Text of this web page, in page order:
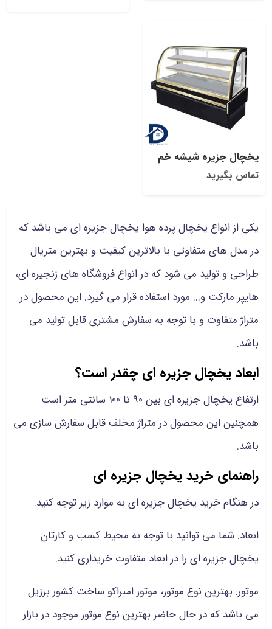
یخچال جزیره شیشه خم
تماس بگیرید
یکی از انواع یخچال پرده هوا یخچال جزیره ای می باشد که
در مدل های متفاوتی با بالاترین کیفیت و بهترین متریال
طراحی و تولید می شود که در انواع فروشگاه های زنجیره ای،
هایپر مارکت و... مورد استفاده قرار می گیرد. این محصول در
متراژ متفاوت و با توجه به سفارش مشتری قابل تولید می
باشد.
ابعاد یخچال جزیره ای چقدر است؟
ارتفاع یخچال جزیره ای بین 90 تا 100 سانتی متر است
همچنین این محصول در متراژ مخلف قابل سفارش سازی می
باشد.
راهنمای خرید یخچال جزیره ای
در هنگام خرید یخچال جزیره ای به موارد زیر توجه کنید:
ابعاد: شما می توانید با توجه به محیط کسب و کارتان
یخچال جزیره ای را در ابعاد متفاوت خریداری کنید.
موتور: بهترین نوع موتور، موتور امبراکو ساخت کشور برزیل
می باشد که در حال حاضر بهترین نوع موتور موجود در بازار